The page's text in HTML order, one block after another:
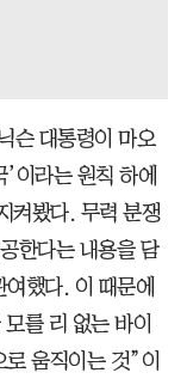
슨 대통령이 마오
이라는 원칙 하에
켜봤다. 무력 분쟁
한다는 내용을 담
했다. 이 때문에
를 리 없는 바이
움직이는 것”이